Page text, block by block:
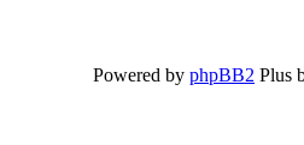
Powered by phpBB2 Plus